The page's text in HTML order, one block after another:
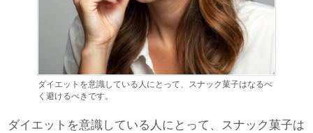
ダイエットを意識している人にとって、スナック菓子はなるべ
く避けるべきです。
ダイエットを意識している人にとって、スナック菓子は